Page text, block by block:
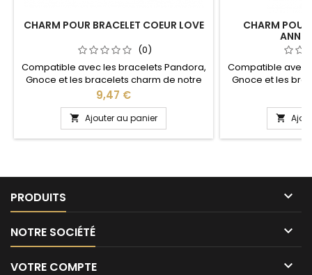
CHARM POUR BRACELET COEUR LOVE
(0)
Compatible avec les bracelets Pandora,
Gnoce et les bracelets charm de notre
site idéal pour : Noël, Saint Valentin,
anniversaire, anniversaire de mariage
Prix
9,47 €
 Ajouter au panier
CHARM POUR
Compatible avec
Gnoce et les
anniversaire,

PRODUITS 
NOTRE SOCIÉTÉ 
VOTRE COMPTE 